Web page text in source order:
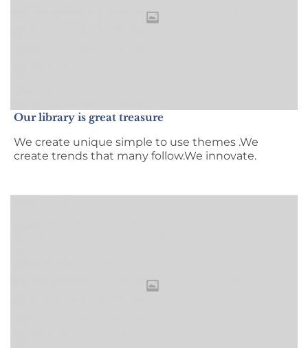
Our library is great treasure
We create unique simple to use themes .We
create trends that many follow.We innovate.